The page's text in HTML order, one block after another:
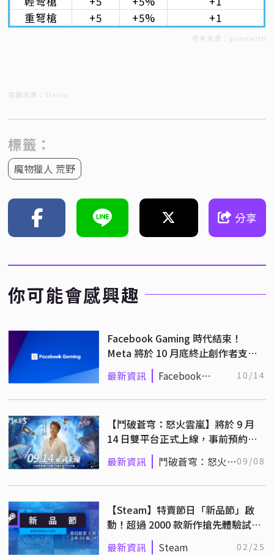
重弩槍
+5 +5% +1
參考來源：gamewith
首圖來源：Steam
標籤：
魔物獵人 荒野
分享
你可能會感興趣
Facebook Gaming 時代結束！
Meta 將於 10 月底終止創作者支
援，2026 年正式停運
最新資訊
Facebook
10/14
【鬥破蒼穹：怒火雲嵐】將於 9 月
14 日雙平台正式上線，事前預約已
突破 60 萬！
最新資訊
鬥破蒼穹：怒火雲09/08
【Steam】特賣節日「新品節」啟
動！超過 2000 款新作搶先體驗試
玩！
最新資訊 Steam 02/25